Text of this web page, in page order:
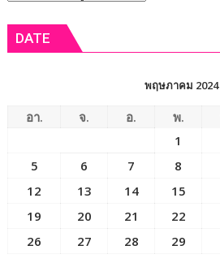
DATE
พฤษภาคม 2024
อา. จ. อ. พ.
1
5
6 7 8
12
13 14 15
19
20 21 22
26
27 28 29